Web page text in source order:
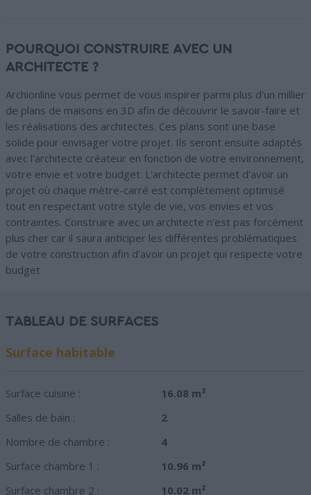
POURQUOI CONSTRUIRE AVEC UN
ARCHITECTE ?
Archionline vous permet de vous inspirer parmi plus d'un millier
de plans de maisons en 3D afin de découvrir le savoir-faire et
les réalisations des architectes. Ces plans sont une base
solide pour envisager votre projet. Ils seront ensuite adaptés
avec l'architecte créateur en fonction de votre environnement,
votre envie et votre budget. L'architecte permet d'avoir un
projet où chaque mètre-carré est complètement optimisé
tout en respectant votre style de vie, vos envies et vos
contraintes. Construire avec un architecte n'est pas forcément
plus cher car il saura anticiper les différentes problématiques
de votre construction afin d'avoir un projet qui respecte votre
budget
TABLEAU DE SURFACES
Surface habitable
Surface cuisine :
16.08 m²
Salles de bain :
2
Nombre de chambre :
4
Surface chambre 1 :
10.96 m²
Surface chambre 2 :
10.02 m²